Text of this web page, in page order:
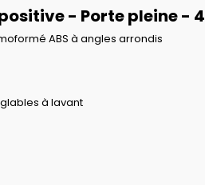
- Porte pleine -
ABS à angles arrondis
à lavant